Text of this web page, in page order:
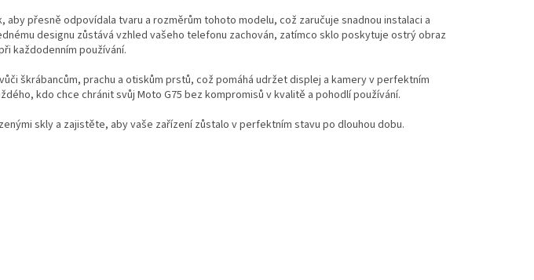
aby přesně odpovídala tvaru a rozměrům tohoto modelu, což zaručuje snadnou instalaci a
designu zůstává vzhled vašeho telefonu zachován, zatímco sklo poskytuje ostrý obraz
každodenním používání.
škrábancům, prachu a otiskům prstů, což pomáhá udržet displej a kamery v perfektním
kdo chce chránit svůj Moto G75 bez kompromisů v kvalitě a pohodlí používání.
skly a zajistěte, aby vaše zařízení zůstalo v perfektním stavu po dlouhou dobu.